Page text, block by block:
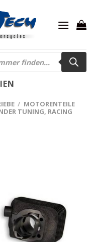
/ MOTORENTEILE
TUNING, RACING